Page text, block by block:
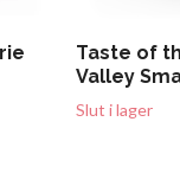
Taste of
Valley
Slut i lager